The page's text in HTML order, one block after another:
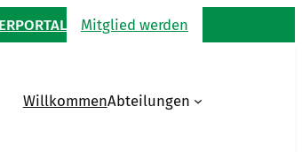
Mitglied werden
WillkommenAbteilungen